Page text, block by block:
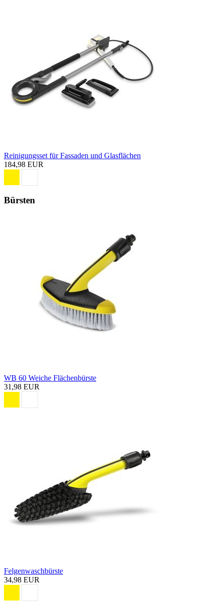
Reinigungsset für Fassaden und Glasflächen
184,98 EUR
Bürsten
WB 60 Weiche Flächenbürste
31,98 EUR
Felgenwaschbürste
34,98 EUR